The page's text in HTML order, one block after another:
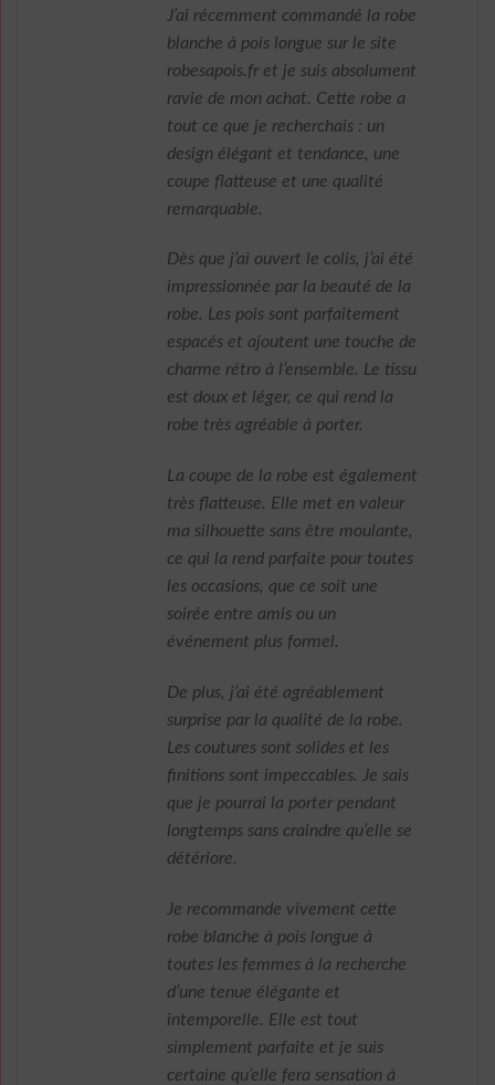
J’ai récemment commandé la robe
blanche à pois longue sur le site
robesapois.fr et je suis absolument
ravie de mon achat. Cette robe a
tout ce que je recherchais : un
design élégant et tendance, une
coupe flatteuse et une qualité
remarquable.
Dès que j’ai ouvert le colis, j’ai été
impressionnée par la beauté de la
robe. Les pois sont parfaitement
espacés et ajoutent une touche de
charme rétro à l’ensemble. Le tissu
est doux et léger, ce qui rend la
robe très agréable à porter.
La coupe de la robe est également
très flatteuse. Elle met en valeur
ma silhouette sans être moulante,
ce qui la rend parfaite pour toutes
les occasions, que ce soit une
soirée entre amis ou un
événement plus formel.
De plus, j’ai été agréablement
surprise par la qualité de la robe.
Les coutures sont solides et les
finitions sont impeccables. Je sais
que je pourrai la porter pendant
longtemps sans craindre qu’elle se
détériore.
Je recommande vivement cette
robe blanche à pois longue à
toutes les femmes à la recherche
d’une tenue élégante et
intemporelle. Elle est tout
simplement parfaite et je suis
certaine qu’elle fera sensation à